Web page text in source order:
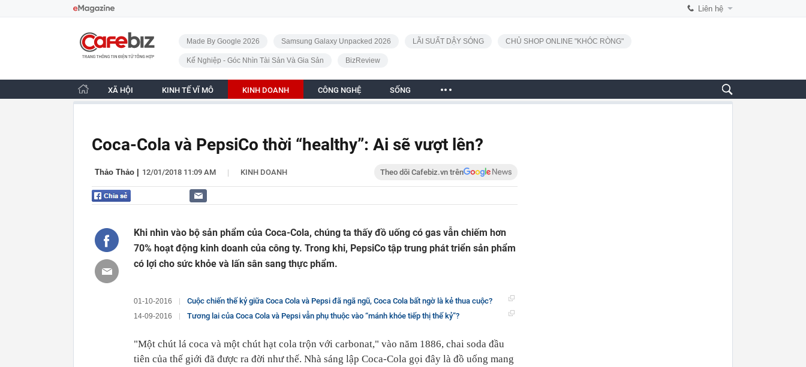
Liên hệ
CafeBiz - Trang chủ
Made By Google 2026 Samsung Galaxy Unpacked 2026 LÃI SUẤT DẬY SÓNG CHỦ SHOP ONLINE "KHÓC RÒNG"
Kế Nghiệp - Góc Nhìn Tài Sản Và Gia Sản BizReview
XÃ HỘI KINH TẾ VĨ MÔ KINH DOANH CÔNG NGHỆ SỐNG
Coca-Cola và PepsiCo thời “healthy”: Ai sẽ vượt lên?
Thảo Thảo 12/01/2018 11:09 AM | KINH DOANH Theo dõi Cafebiz.vn trên
Khi nhìn vào bộ sản phẩm của Coca-Cola, chúng ta thấy đồ uống có gas vẫn chiếm hơn
70% hoạt động kinh doanh của công ty. Trong khi, PepsiCo tập trung phát triển sản phẩm
có lợi cho sức khỏe và lấn sân sang thực phẩm.
01-10-2016 Cuộc chiến thế kỷ giữa Coca Cola và Pepsi đã ngã ngũ, Coca Cola bất ngờ là kẻ thua cuộc?
14-09-2016 Tương lai của Coca Cola và Pepsi vẫn phụ thuộc vào “mánh khóe tiếp thị thế kỷ”?
"Một chút lá coca và một chút hạt cola trộn với carbonat," vào năm 1886, chai soda đầu
tiên của thế giới đã được ra đời như thế. Nhà sáng lập Coca-Cola gọi đây là đồ uống mang